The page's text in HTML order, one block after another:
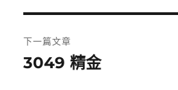
覽
篇
文
章:
下一篇文章
下
3049 精金